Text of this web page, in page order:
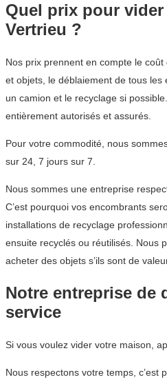
Quel prix pour
Vertrieu ?
Nos prix prennent en compte le coût
et objets, le déblaiement de tous
un camion et le recyclage si
entièrement autorisés et assurés.
Pour votre commodité, nous
sur 24, 7 jours sur 7.
Nous sommes une entreprise
C’est pourquoi vos encombrants
installations de recyclage
ensuite recyclés ou réutilisés. Nous
acheter des objets s’ils sont de
Notre entreprise de
service
Si vous voulez vider votre maison,
Nous respectons votre temps, c’est